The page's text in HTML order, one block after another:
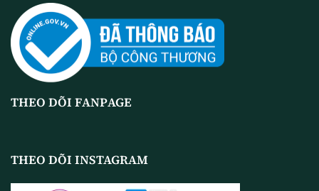
THEO DÕI FANPAGE
THEO DÕI INSTAGRAM